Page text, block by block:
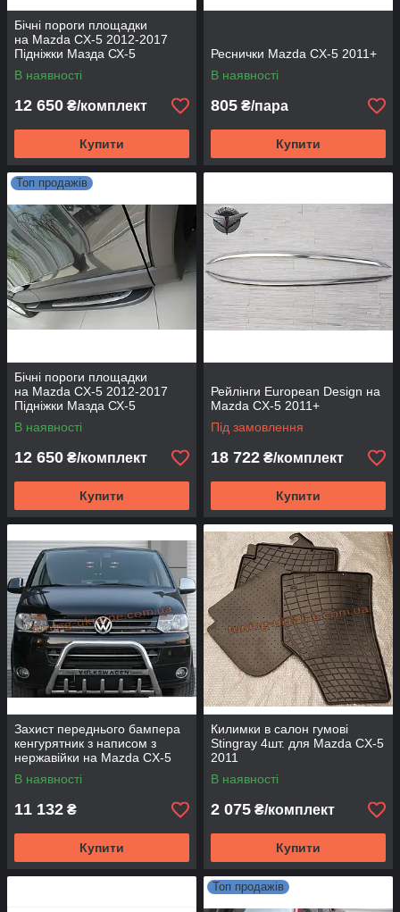
Бічні пороги площадки
на Mazda CX-5 2012-2017
Підніжки Мазда СХ-5
Оригінальний дизайн V1
В наявності
12 650 ₴/комплект
Купити
Реснички Mazda CX-5 2011+
В наявності
805 ₴/пара
Купити
Топ продажів
Бічні пороги площадки
на Mazda CX-5 2012-2017
Підніжки Мазда СХ-5
Оригінальний дизайн V3
В наявності
12 650 ₴/комплект
Купити
Рейлінги European Design на
Mazda CX-5 2011+
Під замовлення
18 722 ₴/комплект
Купити
Захист переднього бампера
кенгурятник з написом з
нержавійки на Mazda CX-5
2011
В наявності
11 132 ₴
Купити
Килимки в салон гумові
Stingray 4шт. для Mazda CX-5
2011
В наявності
2 075 ₴/комплект
Купити
Топ продажів